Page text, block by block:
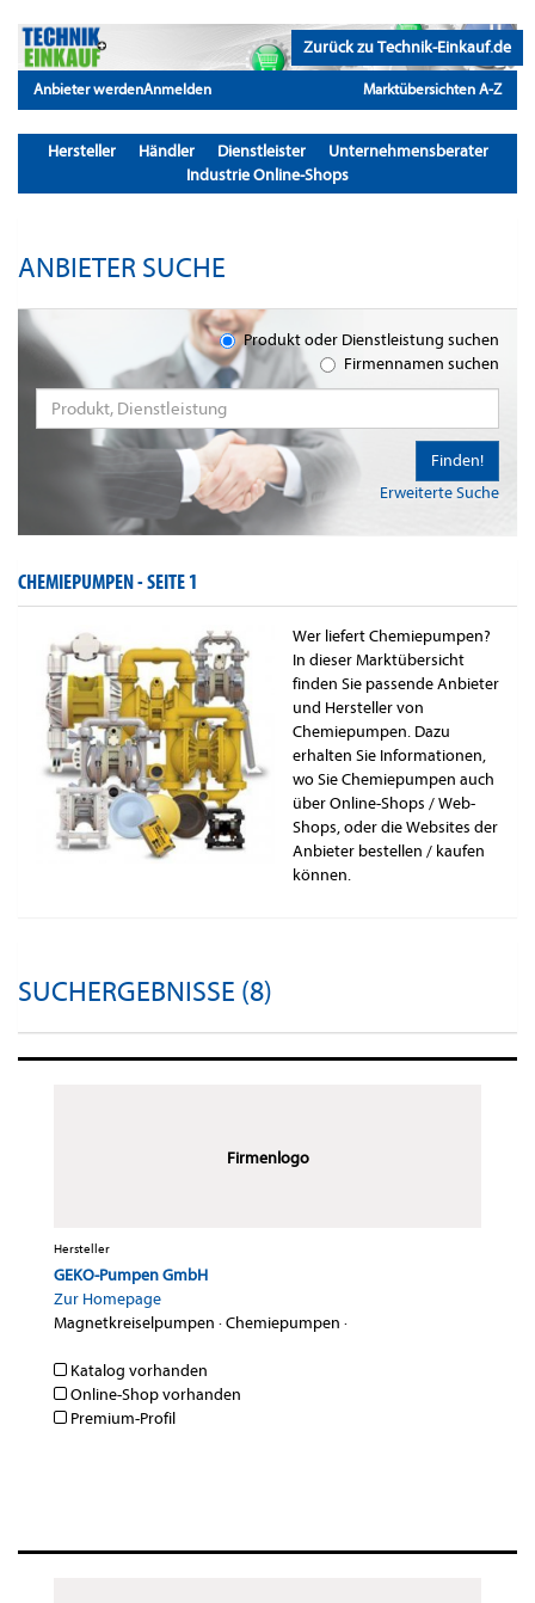
Zurück zu Technik-Einkauf.de
Anbieter werdenAnmelden Marktübersichten A-Z
Hersteller Händler Dienstleister
Unternehmensberater
Industrie Online-Shops
ANBIETER SUCHE
Produkt oder Dienstleistung suchen
Firmennamen suchen
Erweiterte Suche
Finden!
CHEMIEPUMPEN -SEITE 1
Wer liefert Chemiepumpen?
In dieser Marktübersicht
finden Sie passende Anbieter
und Hersteller von
Chemiepumpen. Dazu
erhalten Sie Informationen,
wo Sie Chemiepumpen auch
über Online-Shops / Web-
Shops, oder die Websites der
Anbieter bestellen / kaufen
können.
SUCHERGEBNISSE (8)
Firmenlogo
Hersteller
GEKO-Pumpen GmbH
Zur Homepage
Magnetkreiselpumpen ·Chemiepumpen ·
Katalog vorhanden
Online-Shop vorhanden
Premium-Profil